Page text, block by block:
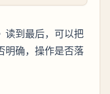
读到最后，可以把
明确，操作是否落